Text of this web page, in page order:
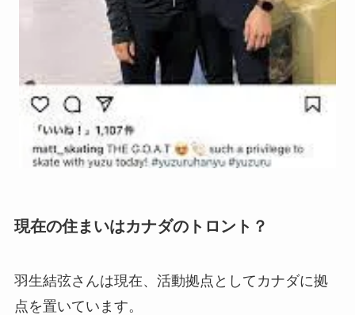
現在の住まいはカナダのトロント？
羽生結弦さんは現在、活動拠点としてカナダに拠
点を置いています。